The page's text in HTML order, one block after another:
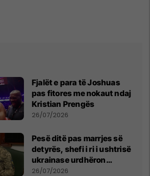
Fjalët e para të Joshuas
pas fitores me nokaut ndaj
Kristian Prengës
26/07/2026
Pesë ditë pas marrjes së
detyrës, shefi i ri i ushtrisë
ukrainase urdhëron
kontroll të madh
26/07/2026